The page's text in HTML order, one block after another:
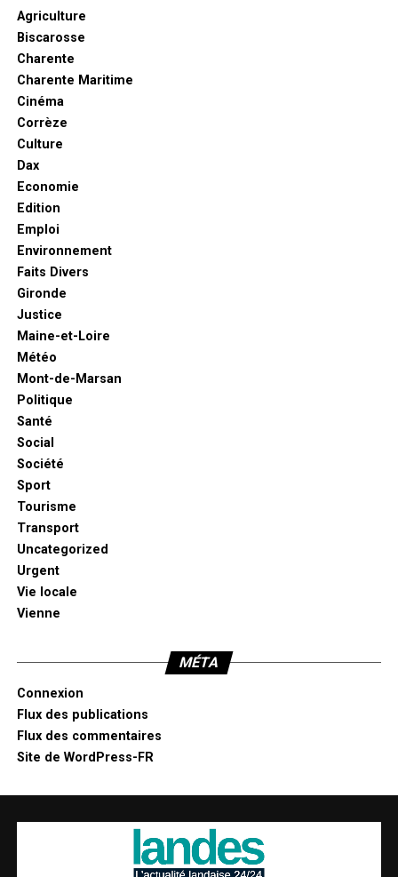
Agriculture
Biscarosse
Charente
Charente Maritime
Cinéma
Corrèze
Culture
Dax
Economie
Edition
Emploi
Environnement
Faits Divers
Gironde
Justice
Maine-et-Loire
Météo
Mont-de-Marsan
Politique
Santé
Social
Société
Sport
Tourisme
Transport
Uncategorized
Urgent
Vie locale
Vienne
MÉTA
Connexion
Flux des publications
Flux des commentaires
Site de WordPress-FR